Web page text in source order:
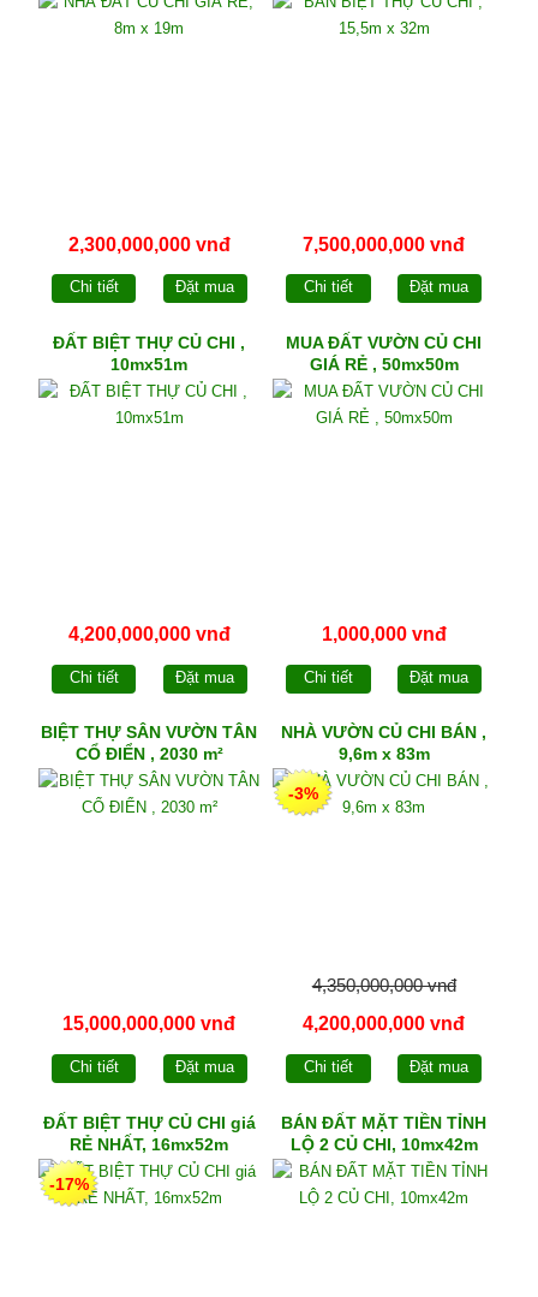
2,300,000,000 vnđ
Chi tiết Đặt mua
7,500,000,000 vnđ
Chi tiết Đặt mua
ĐẤT BIỆT THỰ CỦ CHI ,
10mx51m
4,200,000,000 vnđ
Chi tiết Đặt mua
MUA ĐẤT VƯỜN CỦ CHI
GIÁ RẺ , 50mx50m
1,000,000 vnđ
Chi tiết Đặt mua
BIỆT THỰ SÂN VƯỜN TÂN
CỔ ĐIỂN , 2030 m²
15,000,000,000 vnđ
Chi tiết Đặt mua
NHÀ VƯỜN CỦ CHI BÁN ,
9,6m x 83m
-3%
4,350,000,000 vnđ
4,200,000,000 vnđ
Chi tiết Đặt mua
ĐẤT BIỆT THỰ CỦ CHI giá
RẺ NHẤT, 16mx52m
-17%
BÁN ĐẤT MẶT TIỀN TỈNH
LỘ 2 CỦ CHI, 10mx42m